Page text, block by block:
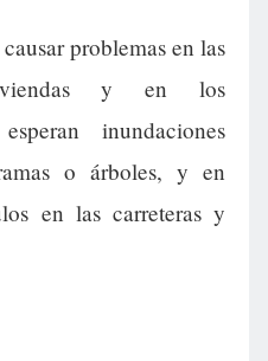
problemas en las
y en los
inundaciones
o árboles, y en
en las carreteras y